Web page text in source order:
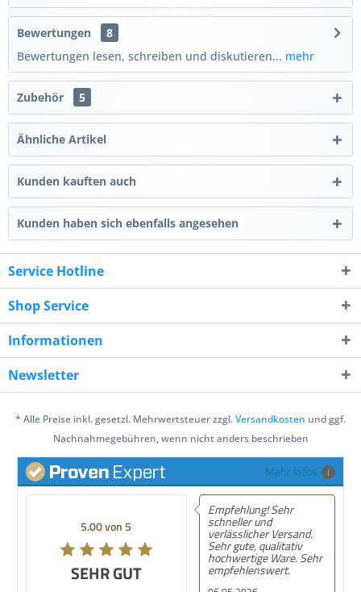
Bewertungen
8
Bewertungen lesen, schreiben und diskutieren... mehr
Zubehör 5
Ähnliche Artikel
Kunden kauften auch
Kunden haben sich ebenfalls angesehen
Service Hotline
Shop Service
Informationen
Newsletter
* Alle Preise inkl. gesetzl. Mehrwertsteuer zzgl.Versandkosten und ggf.
Nachnahmegebühren, wenn nicht anders beschrieben
Mehr Infos
5.00 von 5
SEHR GUT
5.00 von 5
SEHR GUT
Empfehlung! Sehr
schneller und
verlässlicher Versand.
Sehr gute, qualitativ
hochwertige Ware. Sehr
empfehlenswert.